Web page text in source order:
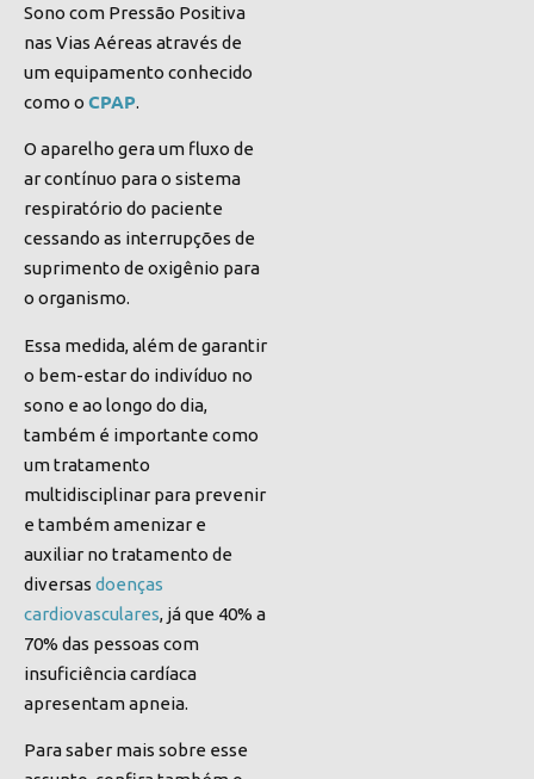
Sono com Pressão Positiva
nas Vias Aéreas através de
um equipamento conhecido
como o CPAP.
O aparelho gera um fluxo de
ar contínuo para o sistema
respiratório do paciente
cessando as interrupções de
suprimento de oxigênio para
o organismo.
Essa medida, além de garantir
o bem-estar do indivíduo no
sono e ao longo do dia,
também é importante como
um tratamento
multidisciplinar para prevenir
e também amenizar e
auxiliar no tratamento de
diversas doenças
cardiovasculares, já que 40% a
70% das pessoas com
insuficiência cardíaca
apresentam apneia.
Para saber mais sobre esse